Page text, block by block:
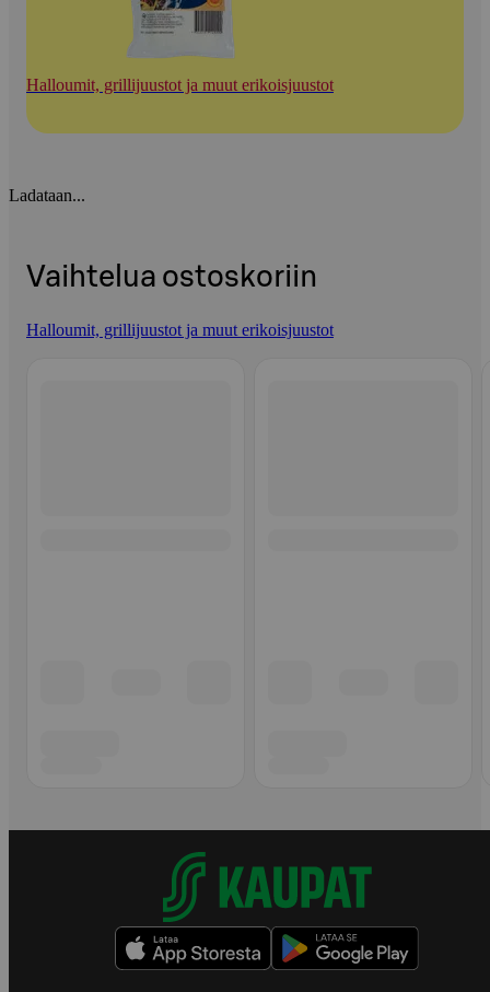
Halloumit, grillijuustot ja muut erikoisjuustot
Ladataan...
Vaihtelua ostoskoriin
Halloumit, grillijuustot ja muut erikoisjuustot